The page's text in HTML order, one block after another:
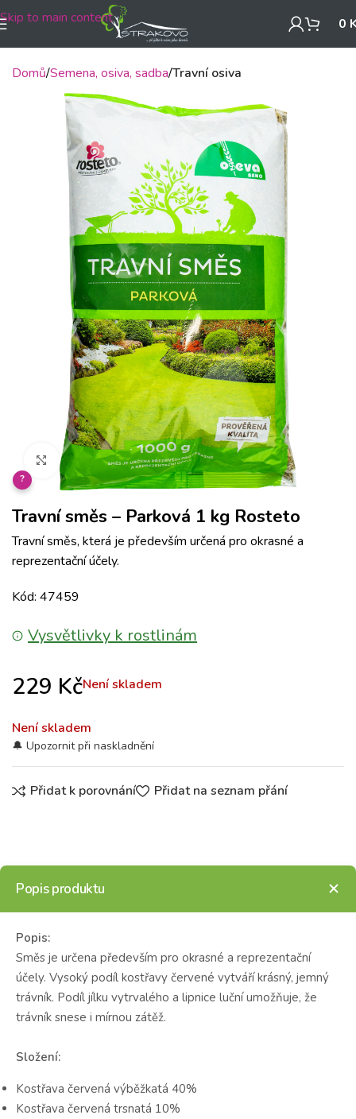
Skip to main content 0
Domů Semena, osiva, sadba Travní osiva
Klikněte pro zvětšení
?
Travní směs – Parková 1 kg Rosteto
Travní směs, která je především určená pro okrasné a
reprezentační účely.
Kód: 47459
Vysvětlivky k rostlinám
229 KčNení skladem
Není skladem
Přidat k porovnání Přidat na seznam přání
Popis produktu
Popis:
Směs je určena především pro okrasné a reprezentační
účely. Vysoký podíl kostřavy červené vytváří krásný, jemný
trávník. Podíl jílku vytrvalého a lipnice luční umožňuje, že
trávník snese i mírnou zátěž.
Složení:
Kostřava červená výběžkatá 40%
Kostřava červená trsnatá 10%